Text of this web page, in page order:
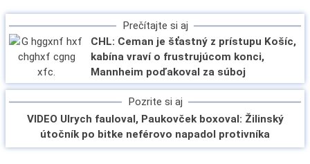
Prečítajte si aj
CHL: Ceman je šťastný z prístupu Košíc,
kabína vraví o frustrujúcom konci,
Mannheim poďakoval za súboj
Pozrite si aj
VIDEO Ulrych fauloval, Paukovček boxoval: Žilinský
útočník po bitke neférovo napadol protivníka